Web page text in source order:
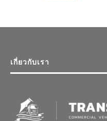
เกี่ยวกับเรา